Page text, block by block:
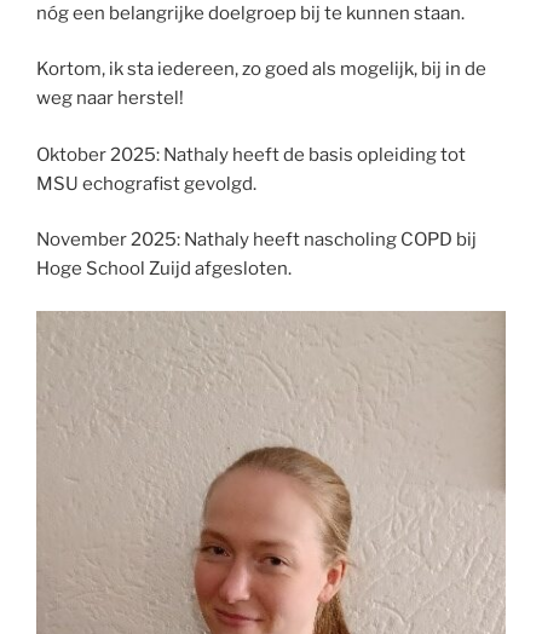
nóg een belangrijke doelgroep bij te kunnen staan.
Kortom, ik sta iedereen, zo goed als mogelijk, bij in de
weg naar herstel!
Oktober 2025: Nathaly heeft de basis opleiding tot
MSU echografist gevolgd.
November 2025: Nathaly heeft nascholing COPD bij
Hoge School Zuijd afgesloten.